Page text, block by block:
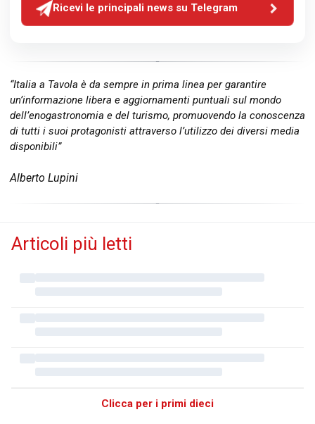
Ricevi le principali news su Telegram
“Italia a Tavola è da sempre in prima linea per garantire
un’informazione libera e aggiornamenti puntuali sul mondo
dell’enogastronomia e del turismo, promuovendo la conoscenza
di tutti i suoi protagonisti attraverso l’utilizzo dei diversi media
disponibili”
Alberto Lupini
Articoli più letti
Clicca per i primi dieci